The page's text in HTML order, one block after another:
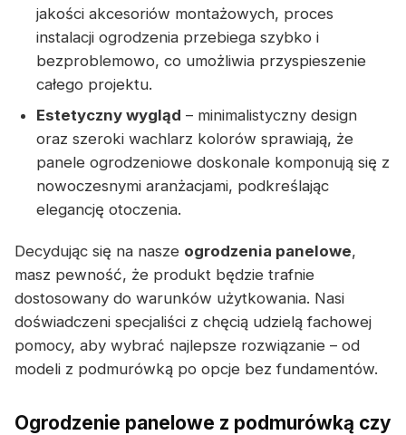
jakości akcesoriów montażowych, proces
instalacji ogrodzenia przebiega szybko i
bezproblemowo, co umożliwia przyspieszenie
całego projektu.
Estetyczny wygląd – minimalistyczny design
oraz szeroki wachlarz kolorów sprawiają, że
panele ogrodzeniowe doskonale komponują się z
nowoczesnymi aranżacjami, podkreślając
elegancję otoczenia.
Decydując się na nasze ogrodzenia panelowe,
masz pewność, że produkt będzie trafnie
dostosowany do warunków użytkowania. Nasi
doświadczeni specjaliści z chęcią udzielą fachowej
pomocy, aby wybrać najlepsze rozwiązanie – od
modeli z podmurówką po opcje bez fundamentów.
Ogrodzenie panelowe z podmurówką czy